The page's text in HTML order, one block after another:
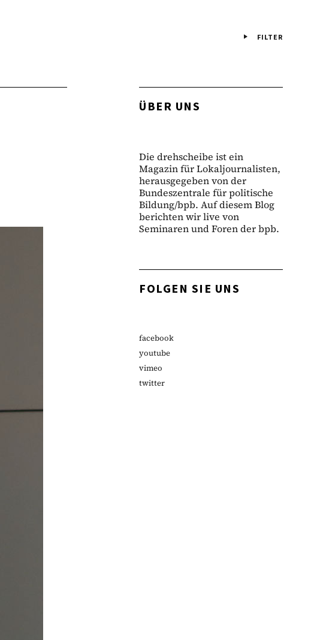
FILTER
ÜBER UNS
Die drehscheibe ist ein
Magazin für Lokaljournalisten,
herausgegeben von der
Bundeszentrale für politische
Bildung/bpb. Auf diesem Blog
berichten wir live von
Seminaren und Foren der bpb.
FOLGEN SIE UNS
facebook
youtube
vimeo
twitter